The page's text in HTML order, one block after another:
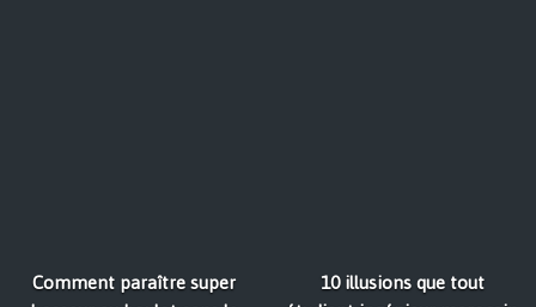
Comment paraître super
10 illusions que tout